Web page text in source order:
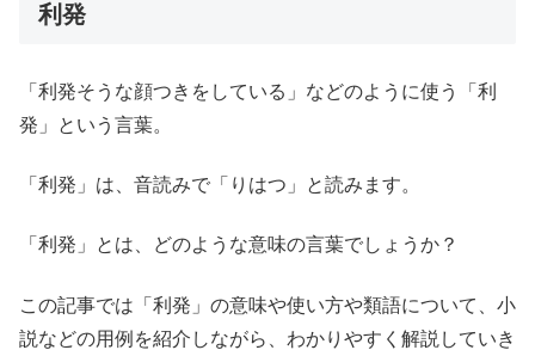
利発
「利発そうな顔つきをしている」などのように使う「利
発」という言葉。
「利発」は、音読みで「りはつ」と読みます。
「利発」とは、どのような意味の言葉でしょうか？
この記事では「利発」の意味や使い方や類語について、小
説などの用例を紹介しながら、わかりやすく解説していき